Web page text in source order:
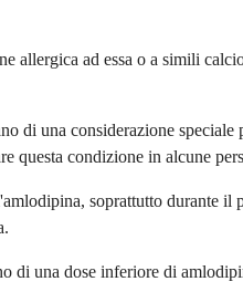
allergica ad essa o a simili
di una considerazione
questa condizione in alcune
soprattutto durante
di una dose inferiore di